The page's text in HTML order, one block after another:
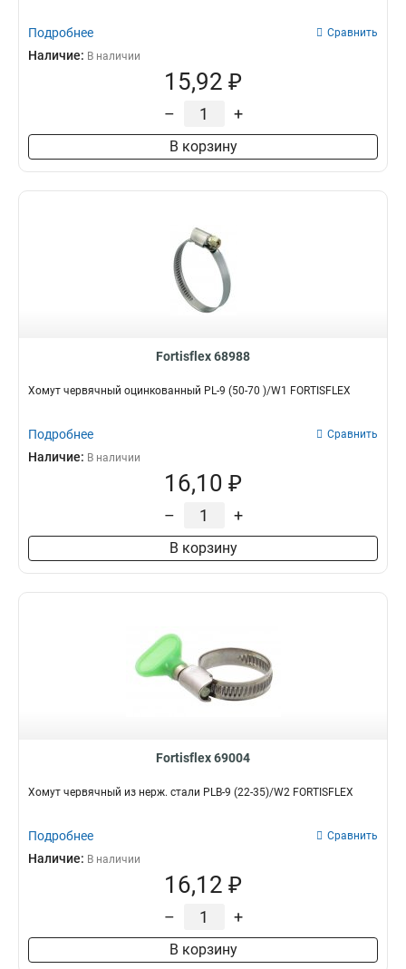
Подробнее Сравнить
Наличие: В наличии
15,92 ₽
– +
В корзину
Fortisflex 68988
Хомут червячный оцинкованный PL-9 (50-70 )/W1 FORTISFLEX
Подробнее Сравнить
Наличие: В наличии
16,10 ₽
– +
В корзину
Fortisflex 69004
Хомут червячный из нерж. стали PLB-9 (22-35)/W2 FORTISFLEX
Подробнее Сравнить
Наличие: В наличии
16,12 ₽
– +
В корзину